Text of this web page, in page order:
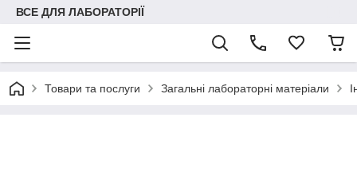
ВСЕ ДЛЯ ЛАБОРАТОРІЇ
Товари та послуги Загальні лабораторні матеріали